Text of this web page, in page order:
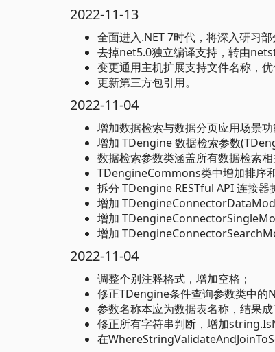
2022-11-13
全面进入.NET 7时代，将深入研习
去掉net5.0独立编译支持，转由
变更通用主机扩展支持文件名称，优
更新第三方包引用。
2022-11-04
增加数据检索与数据分页应用场景功
增加 TDengine 数据检索参数
数据检索参数类涵盖所有数据检索
TDengineCommons类中增加排序
拆分 TDengine RESTful API 连接器
增加
增加
增加
2022-11-04
调整个别注释格式，增加空格；
修正TDengine条件查询参数类中的
参数名称本应为数据表名称，结果
修正所有字符串判断，增加
在